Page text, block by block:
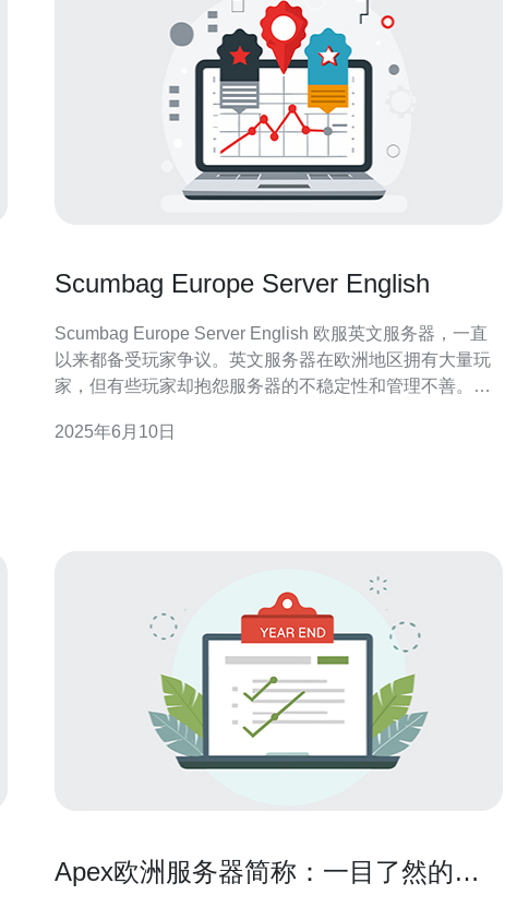
Scumbag Europe Server English
Scumbag Europe Server English 欧服英文服务器，一直
以来都备受玩家争议。英文服务器在欧洲地区拥有大量玩
家，但有些玩家却抱怨服务器的不稳定性和管理不善。这
案。 许多玩家抱怨欧服英文服务器的不稳定性。经常出
2025年6月10日
Apex欧洲服务器简称：一目了然的选